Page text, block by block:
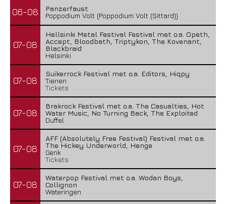
06-08
Panzerfaust
Poppodium Volt (Poppodium Volt (Sittard))
07-08
Hellsinki Metal Festival Festival met o.a. Opeth,
Accept, Bloodbath, Triptykon, The Kovenant,
Blackbraid
Helsinki
07-08
Suikerrock Festival met o.a. Editors, Hiqpy
Tienen
Tickets
07-08
Brakrock Festival met o.a. The Casualties, Hot
Water Music, No Turning Back, The Exploited
Duffel
07-08
AFF (Absolutely Free Festival) Festival met o.a.
The Hickey Underworld, Henge
Genk
Tickets
07-08
Waterpop Festival met o.a. Wodan Boys,
Collignon
Wateringen